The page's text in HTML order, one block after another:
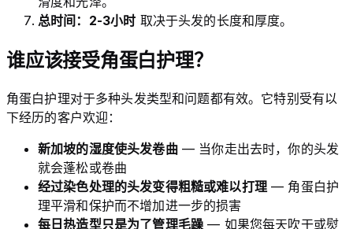
总时间：2-3小时 取决于头发的长度和厚度。
谁应该接受角蛋白护理？
角蛋白护理对于多种头发类型和问题都有效。它特别受有以
下经历的客户欢迎：
新加坡的湿度使头发卷曲— 当你走出去时，你的头发
就会蓬松或卷曲
经过染色处理的头发变得粗糙或难以打理— 角蛋白护
理平滑和保护而不增加进一步的损害
每日热造型只是为了管理毛躁 — 如果您每天吹干或熨